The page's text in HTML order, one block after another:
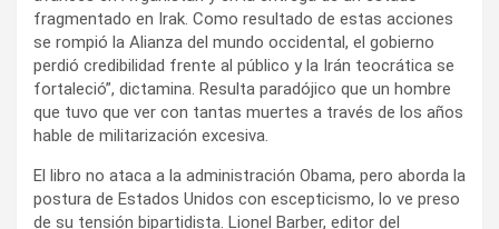
fragmentado en Irak. Como resultado de estas acciones
se rompió la Alianza del mundo occidental, el gobierno
perdió credibilidad frente al público y la Irán teocrática se
fortaleció”, dictamina. Resulta paradójico que un hombre
que tuvo que ver con tantas muertes a través de los años
hable de militarización excesiva.
El libro no ataca a la administración Obama, pero aborda la
postura de Estados Unidos con escepticismo, lo ve preso
de su tensión bipartidista. Lionel Barber, editor del